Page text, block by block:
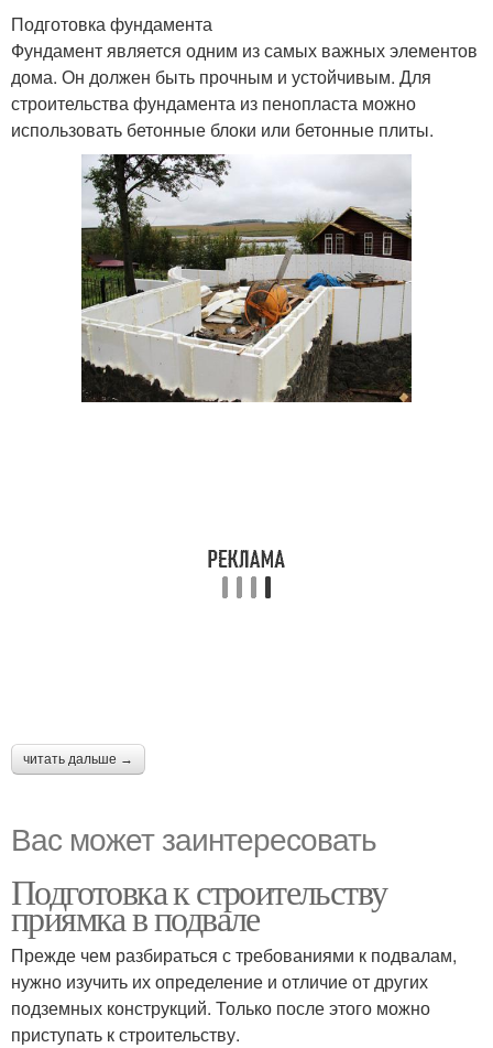
Подготовка фундамента
Фундамент является одним из самых важных элементов
дома. Он должен быть прочным и устойчивым. Для
строительства фундамента из пенопласта можно
использовать бетонные блоки или бетонные плиты.
читать дальше →
Вас может заинтересовать
Подготовка к строительству
приямка в подвале
Прежде чем разбираться с требованиями к подвалам,
нужно изучить их определение и отличие от других
подземных конструкций. Только после этого можно
приступать к строительству.